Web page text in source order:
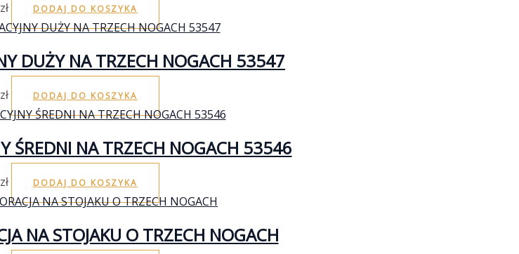
zł DODAJ DO KOSZYKA
DUŻY NA TRZECH NOGACH 53547
zł DODAJ DO KOSZYKA
ŚREDNI NA TRZECH NOGACH 53546
zł DODAJ DO KOSZYKA
NA STOJAKU O TRZECH NOGACH